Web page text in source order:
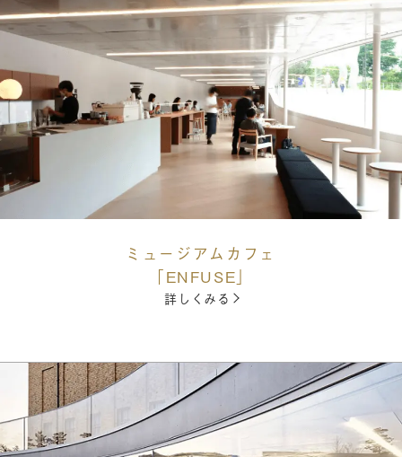
ミュージアムカフェ
「ENFUSE」
詳しくみる